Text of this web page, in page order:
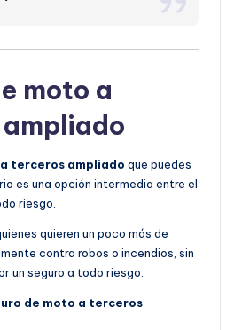
moto a
terceros ampliado que puedes
es una opción intermedia entre el
riesgo.
quieren un poco más de
contra robos o incendios, sin
un seguro a todo riesgo.
de moto a terceros